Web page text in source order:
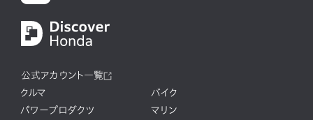
公式アカウント一覧
クルマ
バイク
パワープロダクツ
マリン